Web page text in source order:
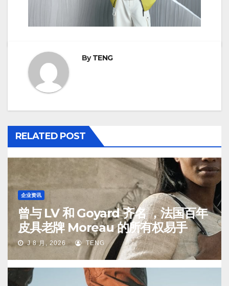
ByTENG
RELATED POST
企业资讯
曾与 LV 和 Goyard 齐名 ，法国百年
皮具老牌 Moreau 的所有权易手
J 8 月, 2026 TENG